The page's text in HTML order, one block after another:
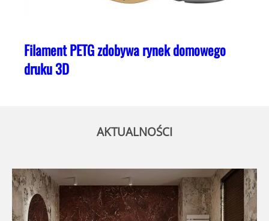
Filament PETG zdobywa rynek domowego
druku 3D
AKTUALNOŚCI